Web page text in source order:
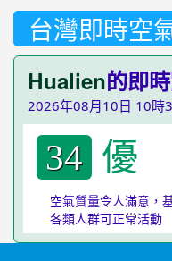
台灣即時空
Hualien的即
2026年08月10日 10時
34 優
空氣質量令人滿意，
各類人群可正常活動